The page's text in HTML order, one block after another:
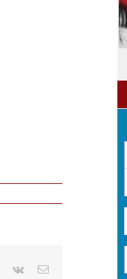
Pinterest
Vk Email